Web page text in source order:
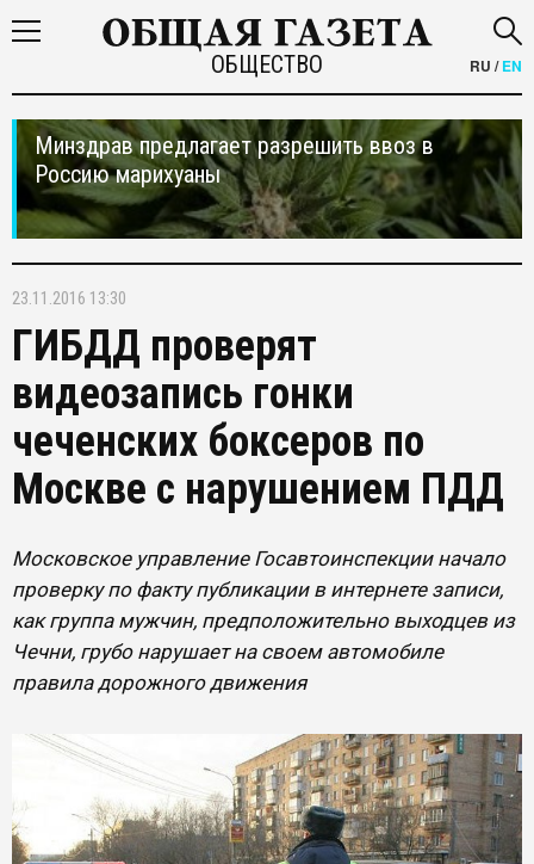
ОБЩЕСТВО RU /EN
Минздрав предлагает разрешить ввоз в
Россию марихуаны
23.11.2016 13:30
ГИБДД проверят
видеозапись гонки
чеченских боксеров по
Москве с нарушением ПДД
Московское управление Госавтоинспекции начало
проверку по факту публикации в интернете записи,
как группа мужчин, предположительно выходцев из
Чечни, грубо нарушает на своем автомобиле
правила дорожного движения